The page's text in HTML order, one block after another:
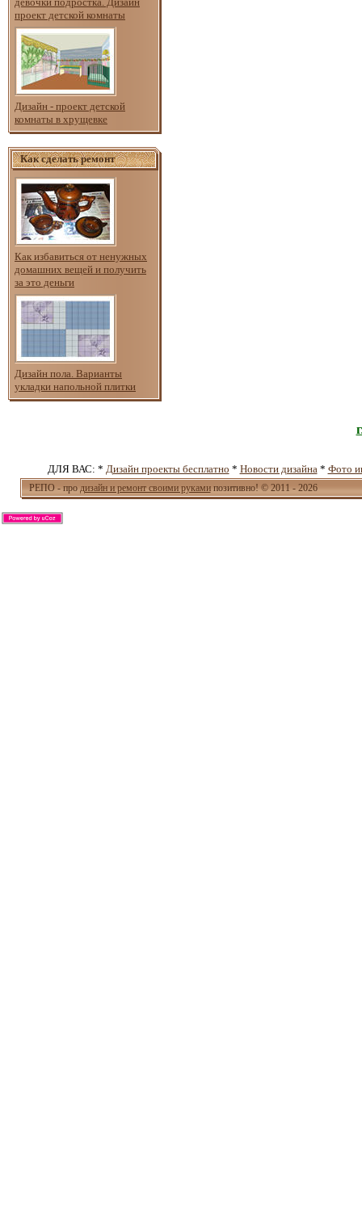
проект детской комнаты
Дизайн - проект детской
комнаты в хрущевке
Как сделать ремонт
Как избавиться от ненужных
домашних вещей и получить
за это деньги
Дизайн пола. Варианты
укладки напольной плитки
ДЛЯ ВАС: * Дизайн проекты бесплатно * Новости дизайна * Фото
РЕПО - про дизайн и ремонт своими рукамипозитивно! © 2011 - 2026